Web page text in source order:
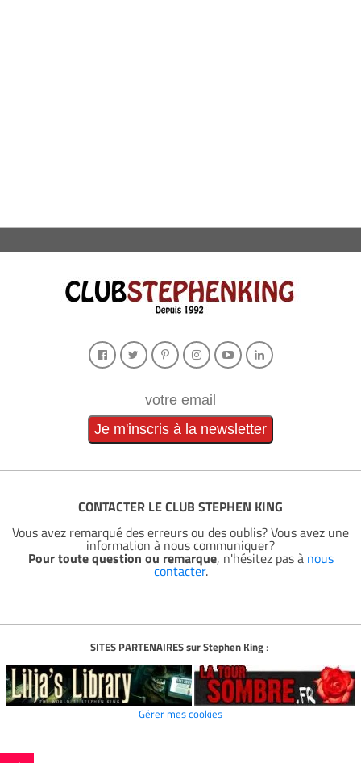
CONTACTER LE CLUB STEPHEN KING
Vous avez remarqué des erreurs ou des oublis? Vous avez une
information à nous communiquer?
Pour toute question ou remarque, n'hésitez pas à nous
contacter.
SITES PARTENAIRES sur Stephen King:
Gérer mes cookies